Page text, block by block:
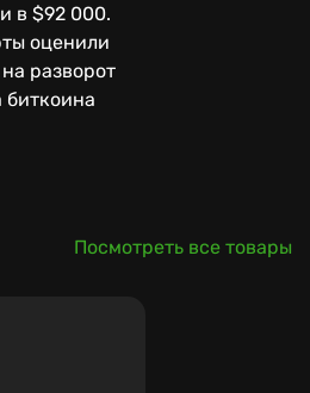
в $92 000.
оценили
разворот
биткоина
Посмотреть все товары